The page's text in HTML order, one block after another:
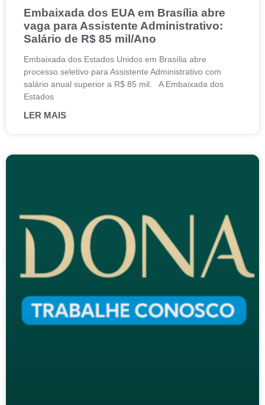
Embaixada dos EUA em Brasília abre
vaga para Assistente Administrativo:
Salário de R$ 85 mil/Ano
Embaixada dos Estados Unidos em Brasília abre
processo seletivo para Assistente Administrativo com
salário anual superior a R$ 85 mil. A Embaixada dos
Estados
LER MAIS